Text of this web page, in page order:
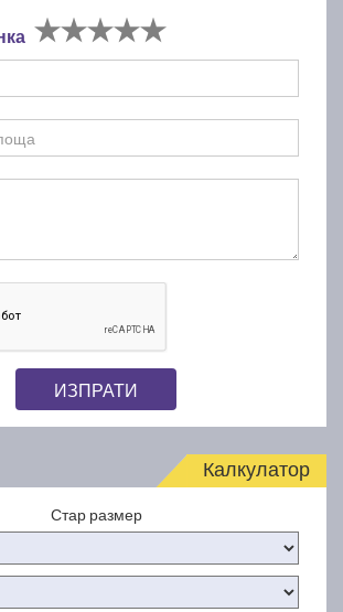
ИЗПРАТИ
Калкулатор
Стар размер